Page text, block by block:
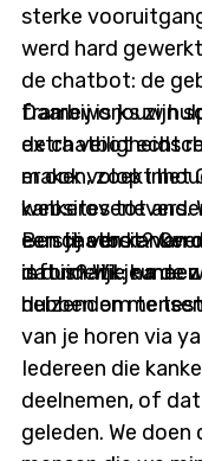
sterke
werd hard
de chatbot: de
frameworks zijn
extra
er ook volop
websites tot
eerste versie van
is duidelijk: na de
hebben om te
Daarbij is jouw
de chatbot echt
maken, zoekt het
kankeroverlevers.
een chatbot?
informatie
Ben jij een
dat is? Wil je
duizenden
van je horen via
Iedereen die
deelnemen, of
geleden. We